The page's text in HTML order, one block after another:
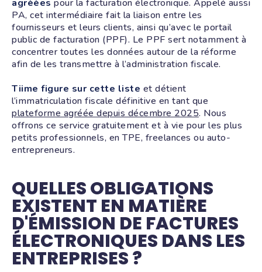
agréées pour la facturation électronique. Appelé aussi
PA, cet intermédiaire fait la liaison entre les
fournisseurs et leurs clients, ainsi qu’avec le portail
public de facturation (PPF). Le PPF sert notamment à
concentrer toutes les données autour de la réforme
afin de les transmettre à l’administration fiscale.
Tiime figure sur cette liste et détient
l’immatriculation fiscale définitive en tant que
plateforme agréée depuis décembre 2025. Nous
offrons ce service gratuitement et à vie pour les plus
petits professionnels, en TPE, freelances ou auto-
entrepreneurs.
QUELLES OBLIGATIONS
EXISTENT EN MATIÈRE
D'ÉMISSION DE FACTURES
ÉLECTRONIQUES DANS LES
ENTREPRISES ?